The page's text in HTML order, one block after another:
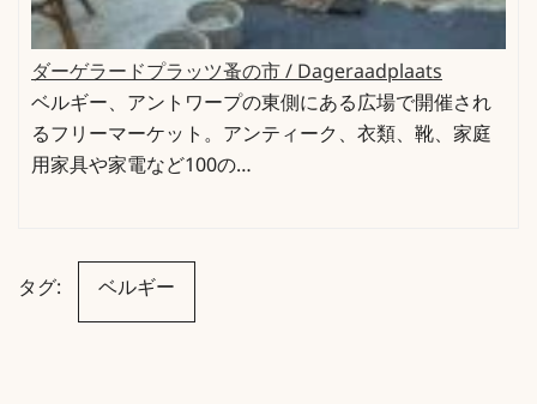
ダーゲラードプラッツ蚤の市 / Dageraadplaats
ベルギー、アントワープの東側にある広場で開催され
るフリーマーケット。アンティーク、衣類、靴、家庭
用家具や家電など100の…
タグ: ベルギー